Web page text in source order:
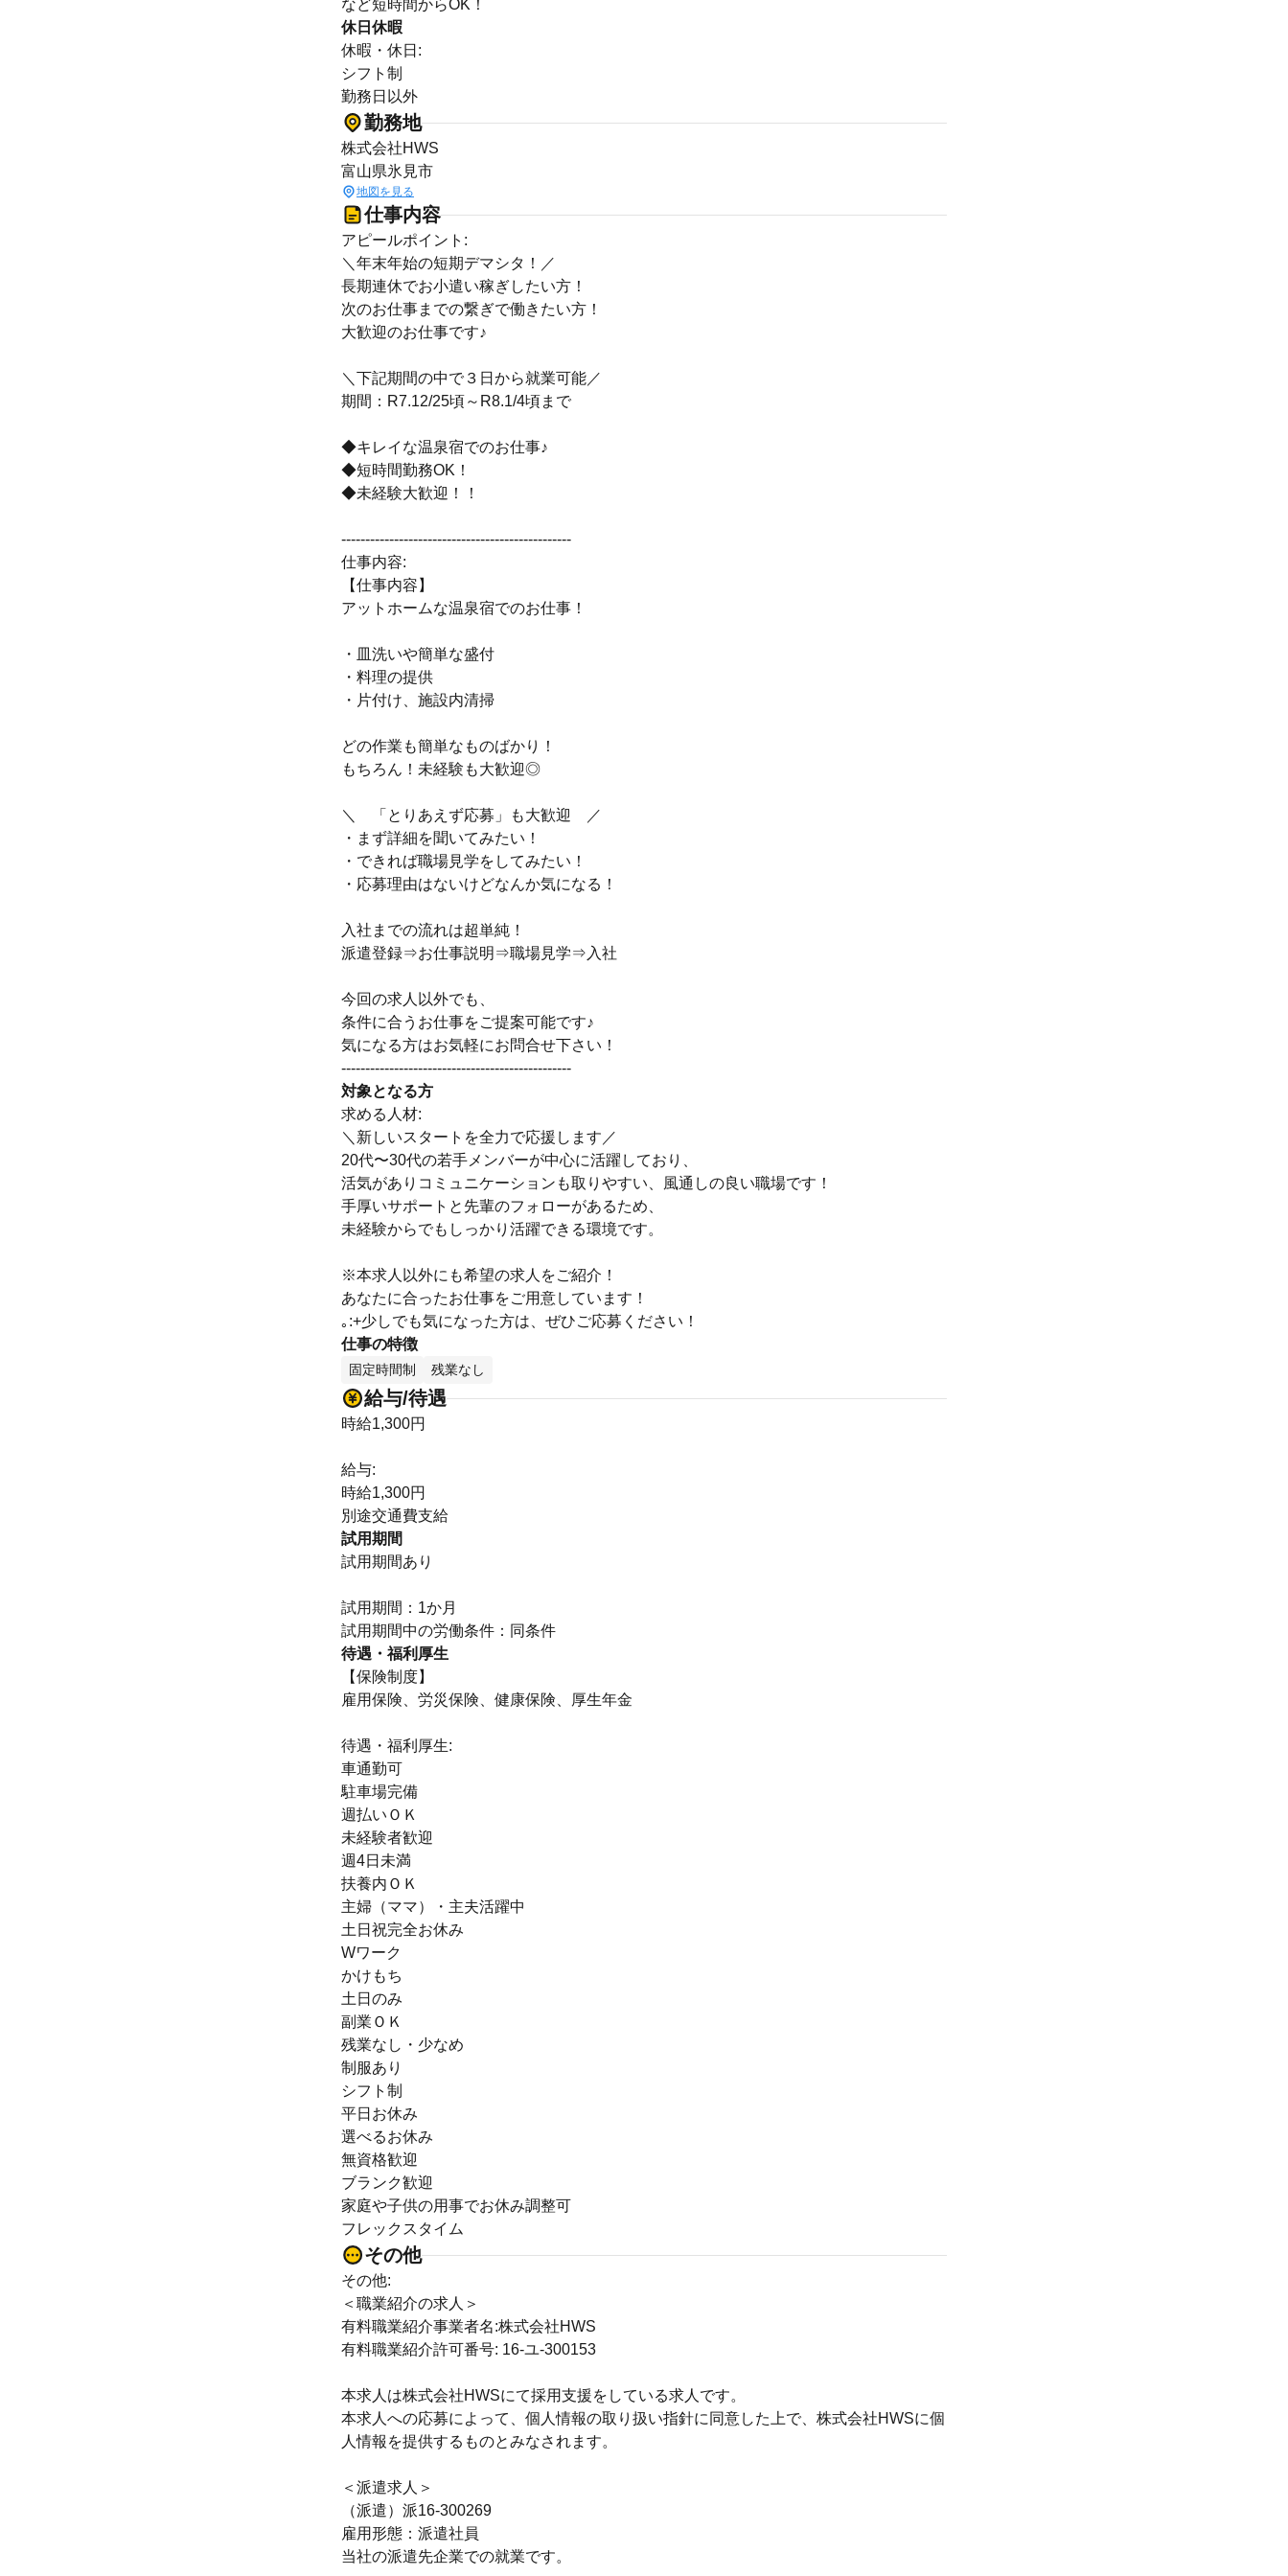
など短時間からOK！
休日休暇
休暇・休日:
シフト制
勤務日以外
勤務地
株式会社HWS
富山県氷見市
地図を見る
仕事内容
アピールポイント:
＼年末年始の短期デマシタ！／
長期連休でお小遣い稼ぎしたい方！
次のお仕事までの繋ぎで働きたい方！
大歓迎のお仕事です♪
＼下記期間の中で３日から就業可能／
期間：R7.12/25頃～R8.1/4頃まで
◆キレイな温泉宿でのお仕事♪
◆短時間勤務OK！
◆未経験大歓迎！！
------------------------------------------------
仕事内容:
【仕事内容】
アットホームな温泉宿でのお仕事！
・皿洗いや簡単な盛付
・料理の提供
・片付け、施設内清掃
どの作業も簡単なものばかり！
もちろん！未経験も大歓迎◎
＼ 「とりあえず応募」も大歓迎 ／
・まず詳細を聞いてみたい！
・できれば職場見学をしてみたい！
・応募理由はないけどなんか気になる！
入社までの流れは超単純！
派遣登録⇒お仕事説明⇒職場見学⇒入社
今回の求人以外でも、
条件に合うお仕事をご提案可能です♪
気になる方はお気軽にお問合せ下さい！
------------------------------------------------
対象となる方
求める人材:
＼新しいスタートを全力で応援します／
20代〜30代の若手メンバーが中心に活躍しており、
活気がありコミュニケーションも取りやすい、風通しの良い職場です！
手厚いサポートと先輩のフォローがあるため、
未経験からでもしっかり活躍できる環境です。
※本求人以外にも希望の求人をご紹介！
あなたに合ったお仕事をご用意しています！
｡:+少しでも気になった方は、ぜひご応募ください！
仕事の特徴
固定時間制 残業なし
給与/待遇
時給1,300円
給与:
時給1,300円
別途交通費支給
試用期間
試用期間あり
試用期間：1か月
試用期間中の労働条件：同条件
待遇・福利厚生
【保険制度】
雇用保険、労災保険、健康保険、厚生年金
待遇・福利厚生:
車通勤可
駐車場完備
週払いＯＫ
未経験者歓迎
週4日未満
扶養内ＯＫ
主婦（ママ）・主夫活躍中
土日祝完全お休み
Wワーク
かけもち
土日のみ
副業ＯＫ
残業なし・少なめ
制服あり
シフト制
平日お休み
選べるお休み
無資格歓迎
ブランク歓迎
家庭や子供の用事でお休み調整可
フレックスタイム
その他
その他:
＜職業紹介の求人＞
有料職業紹介事業者名:株式会社HWS
有料職業紹介許可番号: 16-ユ-300153
本求人は株式会社HWSにて採用支援をしている求人です。
本求人への応募によって、個人情報の取り扱い指針に同意した上で、株式会社HWSに個
人情報を提供するものとみなされます。
＜派遣求人＞
（派遣）派16-300269
雇用形態：派遣社員
当社の派遣先企業での就業です。